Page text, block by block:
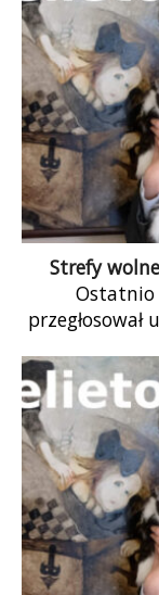
Strefy
Ostatnio
walka
kraju,
intymności.
dawać